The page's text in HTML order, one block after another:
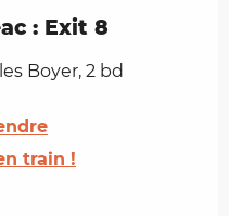
: Exit 8
Boyer, 2 bd
train !